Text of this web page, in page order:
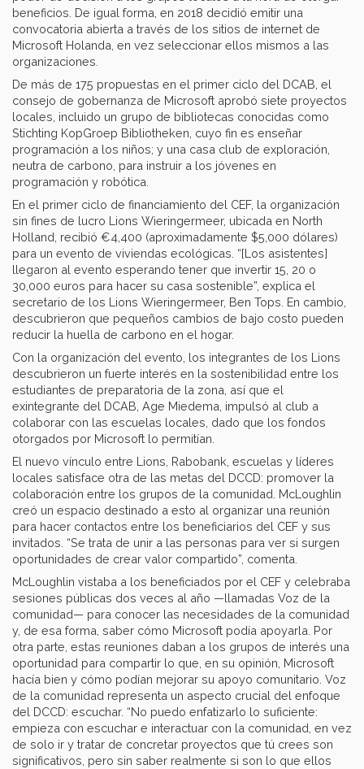
beneficios. De igual forma, en 2018 decidió emitir una
convocatoria abierta a través de los sitios de internet de
Microsoft Holanda, en vez seleccionar ellos mismos a las
organizaciones.
De más de 175 propuestas en el primer ciclo del DCAB, el
consejo de gobernanza de Microsoft aprobó siete proyectos
locales, incluido un grupo de bibliotecas conocidas como
Stichting KopGroep Bibliotheken, cuyo fin es enseñar
programación a los niños; y una casa club de exploración,
neutra de carbono, para instruir a los jóvenes en
programación y robótica.
En el primer ciclo de financiamiento del CEF, la organización
sin fines de lucro Lions Wieringermeer, ubicada en North
Holland, recibió €4,400 (aproximadamente $5,000 dólares)
para un evento de viviendas ecológicas. “[Los asistentes]
llegaron al evento esperando tener que invertir 15, 20 o
30,000 euros para hacer su casa sostenible”, explica el
secretario de los Lions Wieringermeer, Ben Tops. En cambio,
descubrieron que pequeños cambios de bajo costo pueden
reducir la huella de carbono en el hogar.
Con la organización del evento, los integrantes de los Lions
descubrieron un fuerte interés en la sostenibilidad entre los
estudiantes de preparatoria de la zona, así que el
exintegrante del DCAB, Age Miedema, impulsó al club a
colaborar con las escuelas locales, dado que los fondos
otorgados por Microsoft lo permitían.
El nuevo vínculo entre Lions, Rabobank, escuelas y líderes
locales satisface otra de las metas del DCCD: promover la
colaboración entre los grupos de la comunidad. McLoughlin
creó un espacio destinado a esto al organizar una reunión
para hacer contactos entre los beneficiarios del CEF y sus
invitados. “Se trata de unir a las personas para ver si surgen
oportunidades de crear valor compartido”, comenta.
McLoughlin vistaba a los beneficiados por el CEF y celebraba
sesiones públicas dos veces al año —llamadas Voz de la
comunidad— para conocer las necesidades de la comunidad
y, de esa forma, saber cómo Microsoft podía apoyarla. Por
otra parte, estas reuniones daban a los grupos de interés una
oportunidad para compartir lo que, en su opinión, Microsoft
hacía bien y cómo podían mejorar su apoyo comunitario. Voz
de la comunidad representa un aspecto crucial del enfoque
del DCCD: escuchar. “No puedo enfatizarlo lo suficiente:
empieza con escuchar e interactuar con la comunidad, en vez
de solo ir y tratar de concretar proyectos que tú crees son
significativos, pero sin saber realmente si son lo que ellos